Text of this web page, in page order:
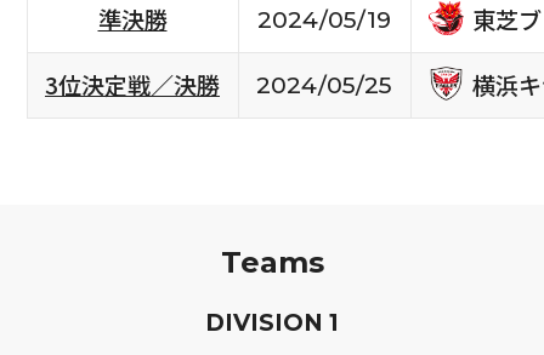
準決勝 2024/05/19
東芝
3位決定戦／決勝
2024/05/25 横浜
Teams
DIVISION 1